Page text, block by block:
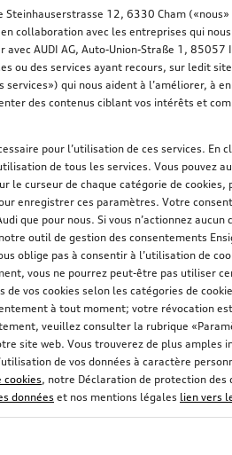
Steinhauserstrasse 12, 6330 Cham
collaboration avec les entreprises qui
avec AUDI AG, Auto-Union-Straße 1,
ou des services ayant recours, sur ledit
qui nous aident à l’améliorer, à
des contenus ciblant vos intérêts et
pour l’utilisation de ces services. En
de tous les services. Vous pouvez
le curseur de chaque catégorie de cookies,
enregistrer ces paramètres. Votre
que pour nous. Si vous n’actionnez aucun
outil de gestion des consentements
oblige pas à consentir à l’utilisation de
vous ne pourrez peut-être pas utiliser
de vos cookies selon les catégories de
à tout moment; votre révocation
veuillez consulter la rubrique
site web. Vous trouverez de plus amples
de vos données à caractère
cookies, notre Déclaration de protection des
données et nos mentions légales lien vers